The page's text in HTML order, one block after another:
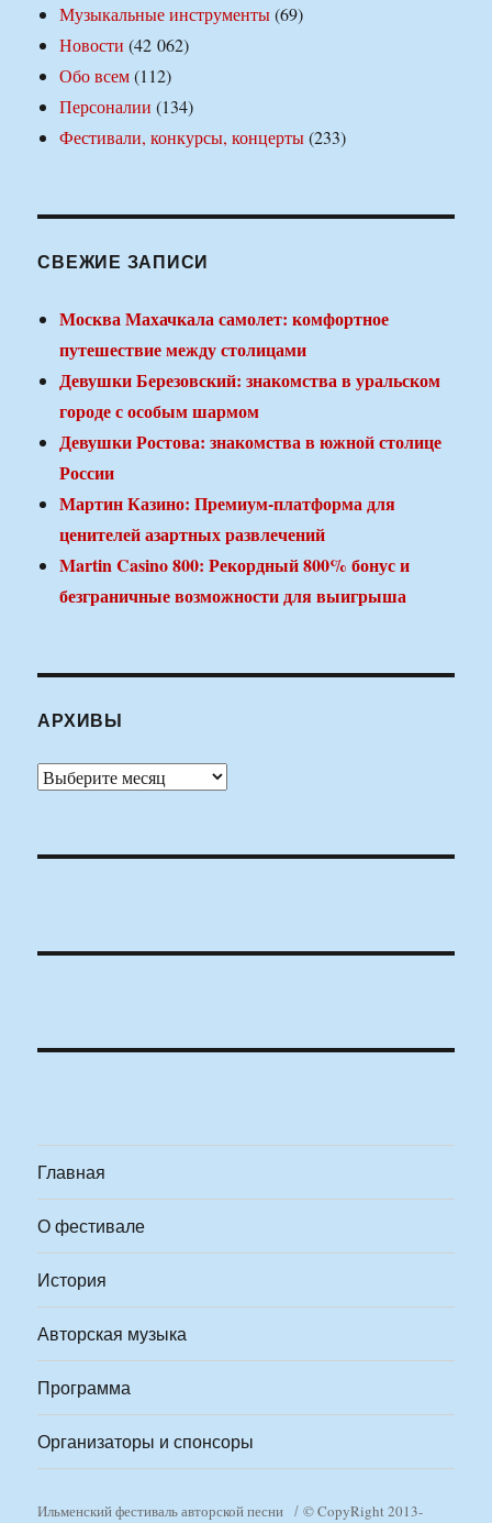
Музыкальные инструменты(69)
Новости (42 062)
Обо всем(112)
Персоналии (134)
Фестивали, конкурсы, концерты(233)
СВЕЖИЕ ЗАПИСИ
Москва Махачкала самолет: комфортное
путешествие между столицами
Девушки Березовский: знакомства в уральском
городе с особым шармом
Девушки Ростова: знакомства в южной столице
России
Мартин Казино: Премиум-платформа для
ценителей азартных развлечений
Martin Casino 800: Рекордный 800% бонус и
безграничные возможности для выигрыша
АРХИВЫ
Архивы
Главная
О фестивале
История
Авторская музыка
Программа
Организаторы и спонсоры
Ильменский фестиваль авторской песни © CopyRight 2013-